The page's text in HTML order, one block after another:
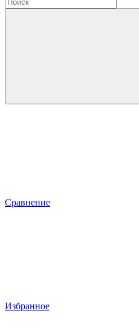
Сравнение
Избранное